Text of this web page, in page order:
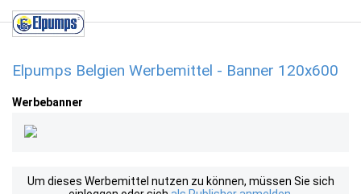
Elpumps Belgien Werbemittel - Banner 120x600
Werbebanner
Um dieses Werbemittel nutzen zu können, müssen Sie sich